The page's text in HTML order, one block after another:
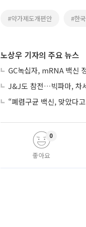
#약가제도개편안 #한
노상우 기자의 주요 뉴스
GC녹십자, mRNA 백신
J&J도 참전…빅파마, 차
“폐렴구균 백신, 맞았다
좋아요
0